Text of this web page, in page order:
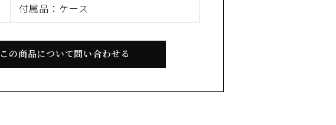
付属品：ケース
この商品について問い合わせる